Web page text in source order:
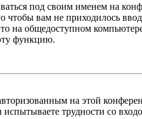
под своим именем на
чтобы вам не приходилось
на общедоступном
функцию.
на этой
трудности со